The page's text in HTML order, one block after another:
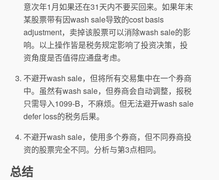
意次年1月如果还在31天内不要买回来。如果年末
某股票带有因wash sale导致的cost basis
adjustment，卖掉该股票可以消除wash sale的影
响。以上操作皆是税务规定影响了投资决策，投
资角度是否值得应通盘考虑。
不避开wash sale，但将所有交易集中在一个券商
中。虽然有wash sale，但券商会自动调整，报税
只需导入1099-B，不麻烦。但无法避开wash sale
defer loss的税务后果。
不避开wash sale，使用多个券商，但不同券商投
资的股票完全不同。分析与第3点相同。
总结